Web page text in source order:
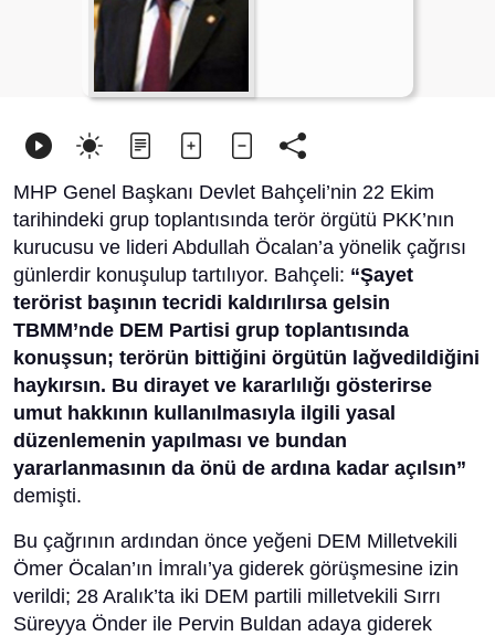
MHP Genel Başkanı Devlet Bahçeli’nin 22 Ekim
tarihindeki grup toplantısında terör örgütü PKK’nın
kurucusu ve lideri Abdullah Öcalan’a yönelik çağrısı
günlerdir konuşulup tartılıyor. Bahçeli: “Şayet
terörist başının tecridi kaldırılırsa gelsin
TBMM’nde DEM Partisi grup toplantısında
konuşsun; terörün bittiğini örgütün lağvedildiğini
haykırsın. Bu dirayet ve kararlılığı gösterirse
umut hakkının kullanılmasıyla ilgili yasal
düzenlemenin yapılması ve bundan
yararlanmasının da önü de ardına kadar açılsın”
demişti.
Bu çağrının ardından önce yeğeni DEM Milletvekili
Ömer Öcalan’ın İmralı’ya giderek görüşmesine izin
verildi; 28 Aralık’ta iki DEM partili milletvekili Sırrı
Süreyya Önder ile Pervin Buldan adaya giderek